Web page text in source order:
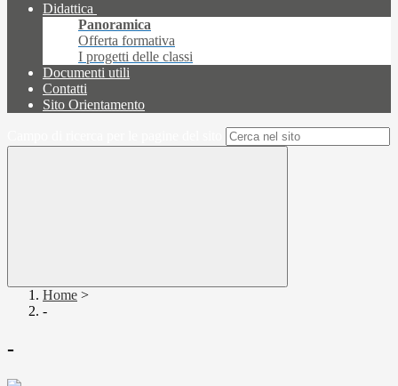
Didattica
Panoramica
Offerta formativa
I progetti delle classi
Documenti utili
Contatti
Sito Orientamento
Home >
-
-